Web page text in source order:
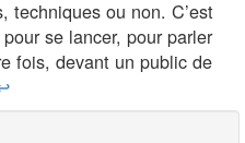
techniques ou non. C’est
se lancer, pour parler
fois, devant un public de